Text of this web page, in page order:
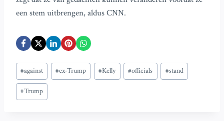
een stem uitbrengen, aldus CNN.
Bericht
tags:
#against #ex-Trump #Kelly #officials #stand
#Trump